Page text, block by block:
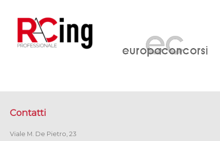
Contatti
Viale M. De Pietro, 23